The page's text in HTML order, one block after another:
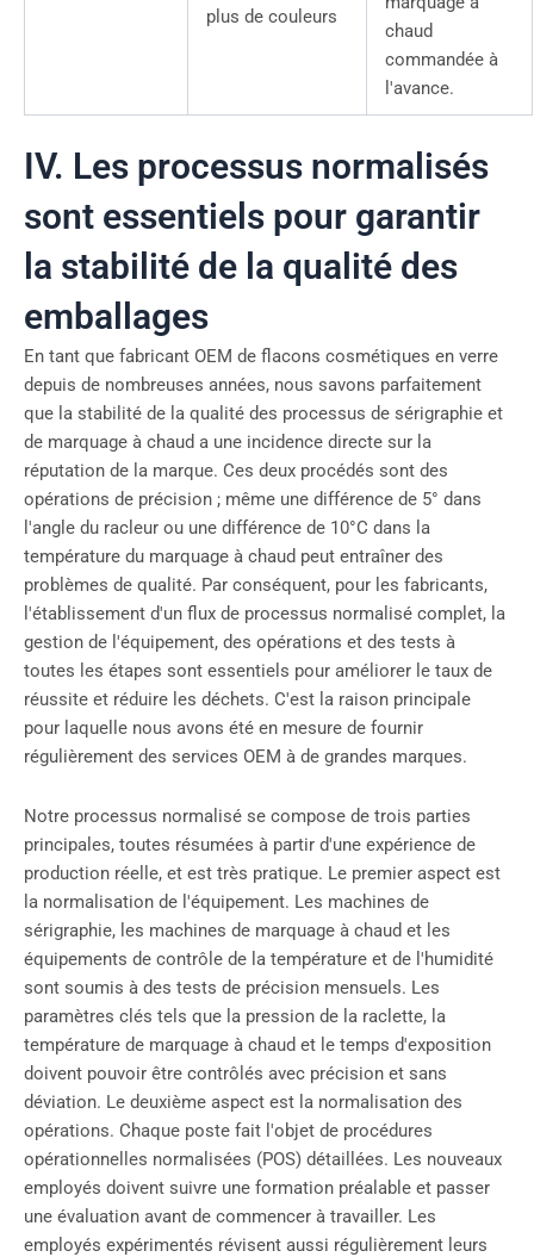
plus de couleurs
chaud
commandée à
l'avance.
IV. Les processus normalisés
sont essentiels pour garantir
la stabilité de la qualité des
emballages
En tant que fabricant OEM de flacons cosmétiques en verre
depuis de nombreuses années, nous savons parfaitement
que la stabilité de la qualité des processus de sérigraphie et
de marquage à chaud a une incidence directe sur la
réputation de la marque. Ces deux procédés sont des
opérations de précision ; même une différence de 5° dans
l'angle du racleur ou une différence de 10°C dans la
température du marquage à chaud peut entraîner des
problèmes de qualité. Par conséquent, pour les fabricants,
l'établissement d'un flux de processus normalisé complet, la
gestion de l'équipement, des opérations et des tests à
toutes les étapes sont essentiels pour améliorer le taux de
réussite et réduire les déchets. C'est la raison principale
pour laquelle nous avons été en mesure de fournir
régulièrement des services OEM à de grandes marques.
Notre processus normalisé se compose de trois parties
principales, toutes résumées à partir d'une expérience de
production réelle, et est très pratique. Le premier aspect est
la normalisation de l'équipement. Les machines de
sérigraphie, les machines de marquage à chaud et les
équipements de contrôle de la température et de l'humidité
sont soumis à des tests de précision mensuels. Les
paramètres clés tels que la pression de la raclette, la
température de marquage à chaud et le temps d'exposition
doivent pouvoir être contrôlés avec précision et sans
déviation. Le deuxième aspect est la normalisation des
opérations. Chaque poste fait l'objet de procédures
opérationnelles normalisées (POS) détaillées. Les nouveaux
employés doivent suivre une formation préalable et passer
une évaluation avant de commencer à travailler. Les
employés expérimentés révisent aussi régulièrement leurs